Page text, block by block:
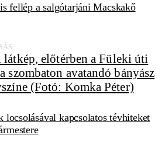
fellép a salgótarjáni Macskakő
locsolásával kapcsolatos tévhiteket